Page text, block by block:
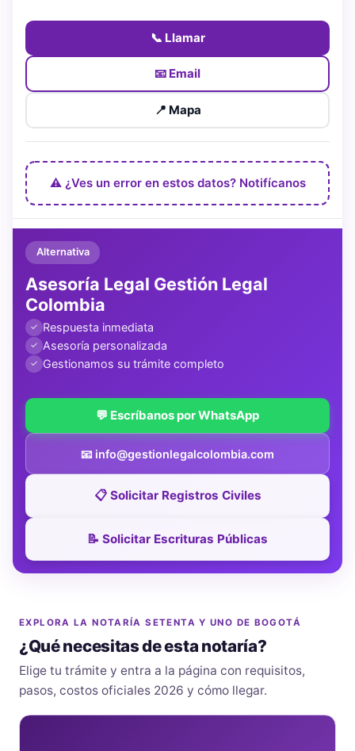
📞 Llamar
📧 Email
📍 Mapa
⚠️ ¿Ves un error en estos datos? Notifícanos
Alternativa
Asesoría Legal Gestión Legal
Colombia
✓ Respuesta inmediata
✓ Asesoría personalizada
✓ Gestionamos su trámite completo
💬 Escríbanos por WhatsApp
📧 info@gestionlegalcolombia.com
📋 Solicitar Registros Civiles
📝 Solicitar Escrituras Públicas
EXPLORA LA NOTARÍA SETENTA Y UNO DE BOGOTÁ
¿Qué necesitas de esta notaría?
Elige tu trámite y entra a la página con requisitos,
pasos, costos oficiales 2026 y cómo llegar.